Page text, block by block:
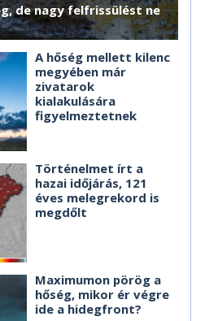
de nagy felfrissülést ne
A hőség mellett kilenc
megyében már
zivatarok
kialakulására
figyelmeztetnek
Történelmet írt a
hazai időjárás, 121
éves melegrekord is
megdőlt
Maximumon pörög a
hőség, mikor ér végre
ide a hidegfront?